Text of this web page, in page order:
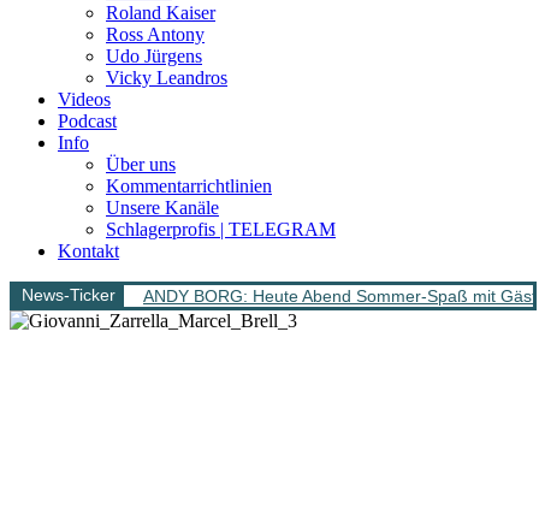
Roland Kaiser
Ross Antony
Udo Jürgens
Vicky Leandros
Videos
Podcast
Info
Über uns
Kommentarrichtlinien
Unsere Kanäle
Schlagerprofis | TELEGRAM
Kontakt
News-Ticker ANDY BORG: Heute Abend Sommer-Spaß mit